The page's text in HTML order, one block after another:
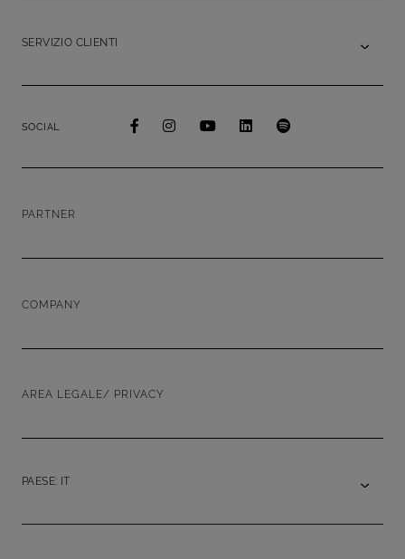
SERVIZIO CLIENTI
SOCIAL
PARTNER
COMPANY
AREA LEGALE/ PRIVACY
PAESE: IT